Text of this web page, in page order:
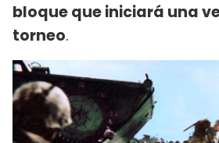
bloque que iniciará una
torneo.